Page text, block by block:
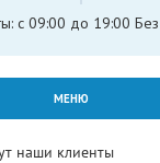
с 09:00 до 19:00
МЕНЮ
наши клиенты